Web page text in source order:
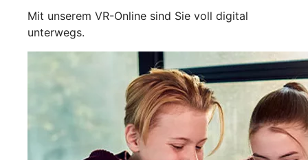
Mit unserem VR-Online sind Sie voll digital
unterwegs.